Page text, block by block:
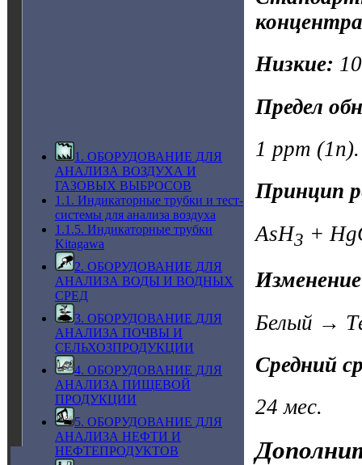
1. ОБОРУДОВАНИЕ ДЛЯ
АНАЛИЗА ВОЗДУХА И
ГАЗОВЫХ ВЫБРОСОВ
1.1. Индикаторные трубки и тест-
системы для анализа воздуха
1.1.5. Индикаторные трубки
Kitagawa
2. ОБОРУДОВАНИЕ ДЛЯ
АНАЛИЗА ВОДЫ И ВОДНЫХ
СРЕД
3. ОБОРУДОВАНИЕ ДЛЯ
АНАЛИЗА ПОЧВЫ И
СЕЛЬХОЗПРОДУКЦИИ
4. ОБОРУДОВАНИЕ ДЛЯ
АНАЛИЗА ПИЩЕВОЙ
ПРОДУКЦИИ
5. ОБОРУДОВАНИЕ ДЛЯ
АНАЛИЗА НЕФТИ И
НЕФТЕПРОДУКТОВ
Низкие:
Предел
1 ppm (1n).
Принцип
AsH3 +
Белый →
Средний
24 мес.